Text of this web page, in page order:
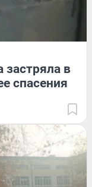
в
спасения